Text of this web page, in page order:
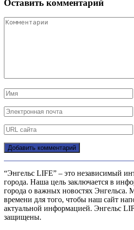
Оставить комментарий
“Энгельс LIFE” – это независимый
города. Наша цель заключается в
города о важных новостях Энгельса.
времени для того, чтобы наш сайт
актуальной информацией. Энгельс
защищены.